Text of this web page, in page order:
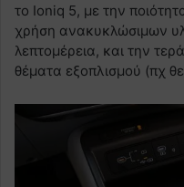
το Ioniq 5, με την
χρήση ανακυκλώσιμων
λεπτομέρεια, και την
θέματα εξοπλισμού (πχ